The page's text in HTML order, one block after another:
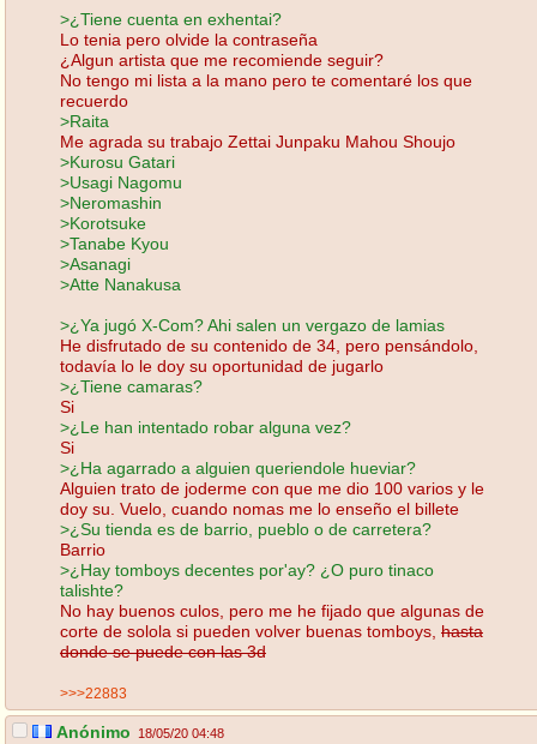
>¿Tiene cuenta en exhentai?
Lo tenia pero olvide la contraseña
¿Algun artista que me recomiende seguir?
No tengo mi lista a la mano pero te comentaré los que
recuerdo
>Raita
Me agrada su trabajo Zettai Junpaku Mahou Shoujo
>Kurosu Gatari
>Usagi Nagomu
>Neromashin
>Korotsuke
>Tanabe Kyou
>Asanagi
>Atte Nanakusa
>¿Ya jugó X-Com? Ahi salen un vergazo de lamias
He disfrutado de su contenido de 34, pero pensándolo,
todavía lo le doy su oportunidad de jugarlo
>¿Tiene camaras?
Si
>¿Le han intentado robar alguna vez?
Si
>¿Ha agarrado a alguien queriendole hueviar?
Alguien trato de joderme con que me dio 100 varios y le
doy su. Vuelo, cuando nomas me lo enseño el billete
>¿Su tienda es de barrio, pueblo o de carretera?
Barrio
>¿Hay tomboys decentes por'ay? ¿O puro tinaco
talishte?
No hay buenos culos, pero me he fijado que algunas de
corte de solola si pueden volver buenas tomboys, hasta
donde se puede con las 3d
>>>22883
Anónimo 18/05/20 04:48